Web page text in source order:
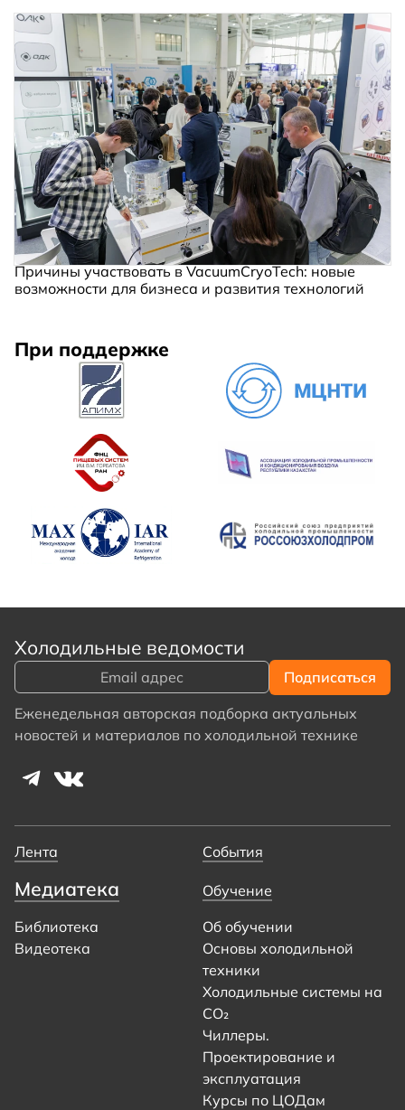
Причины участвовать в VacuumCryoTech: новые
возможности для бизнеса и развития технологий
При поддержке
Холодильные ведомости
Еженедельная авторская подборка актуальных
новостей и материалов по холодильной технике
Лента События
Медиатека
Библиотека
Видеотека
Обучение
Об обучении
Основы холодильной
техники
Холодильные системы на
CO₂
Чиллеры.
Проектирование и
эксплуатация
Курсы по ЦОДам